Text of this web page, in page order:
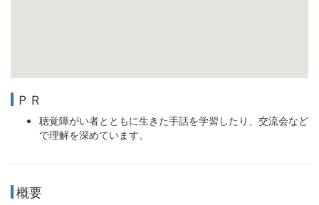
ＰＲ
聴覚障がい者とともに生きた手話を学習したり、交流会など
で理解を深めています。
概要